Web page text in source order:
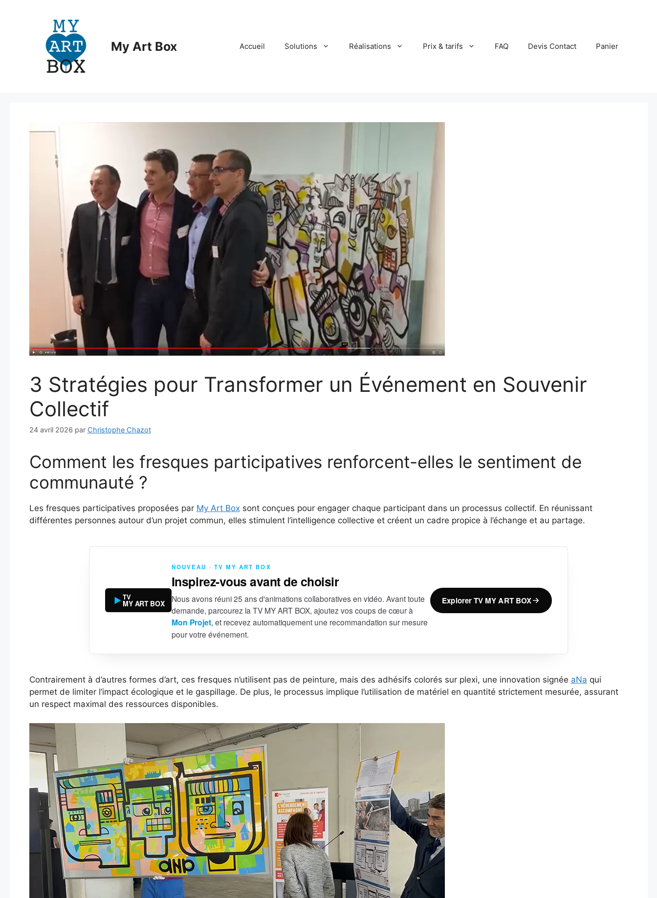
My Art Box Accueil Solutions Réalisations Prix & tarifs FAQ Devis Contact Panier
3 Stratégies pour Transformer un Événement en Souvenir
Collectif
24 avril 2026 par Christophe Chazot
Comment les fresques participatives renforcent-elles le sentiment de
communauté ?
Les fresques participatives proposées par My Art Boxsont conçues pour engager chaque participant dans un processus collectif. En réunissant
différentes personnes autour d’un projet commun, elles stimulent l’intelligence collective et créent un cadre propice à l’échange et au partage.
TV
MY ART BOX
NOUVEAU · TV MY ART BOX
Inspirez-vous avant de choisir
Nous avons réuni 25 ans d'animations collaboratives en vidéo. Avant toute
demande, parcourez la TV MY ART BOX, ajoutez vos coups de cœur à
Mon Projet, et recevez automatiquement une recommandation sur mesure
pour votre événement.
Explorer TV MY ART BOX
Contrairement à d’autres formes d’art, ces fresques n’utilisent pas de peinture, mais des adhésifs colorés sur plexi, une innovation signée aNa qui
permet de limiter l’impact écologique et le gaspillage. De plus, le processus implique l’utilisation de matériel en quantité strictement mesurée, assurant
un respect maximal des ressources disponibles.